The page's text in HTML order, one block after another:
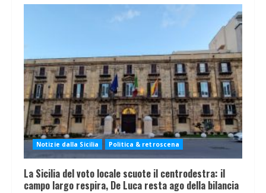
Notizie dalla Sicilia Politica & retroscena
La Sicilia del voto locale scuote il centrodestra: il
campo largo respira, De Luca resta ago della bilancia